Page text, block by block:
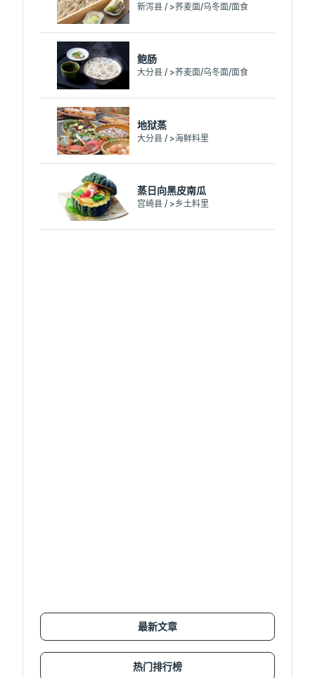
新泻县 / >荞麦面/乌冬面/面食
鲍肠
大分县 / >荞麦面/乌冬面/面食
地狱蒸
大分县 / >海鲜料里
蒸日向黑皮南瓜
宫崎县 / >乡土料里
最新文章
热门排行榜